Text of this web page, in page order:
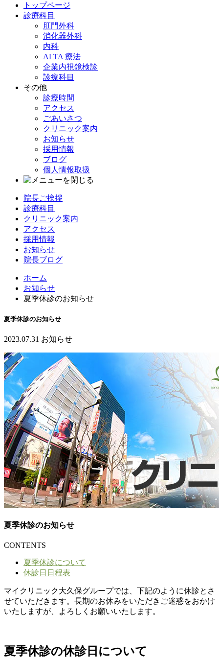
トップページ
診療科目
肛門外科
消化器外科
内科
ALTA 療法
企業内視鏡検診
診療科目
その他
診療時間
アクセス
ごあいさつ
クリニック案内
お知らせ
採用情報
ブログ
個人情報取扱
院長ご挨拶
診療科目
クリニック案内
アクセス
採用情報
お知らせ
院長ブログ
ホーム
お知らせ
夏季休診のお知らせ
夏季休診のお知らせ
2023.07.31 お知らせ
夏季休診のお知らせ
CONTENTS
夏季休診について
休診日日程表
マイクリニック大久保グループでは、下記のように休診とさ
せていただきます。長期のお休みをいただきご迷惑をおかけ
いたしますが、よろしくお願いいたします。
夏季休診の休診日について